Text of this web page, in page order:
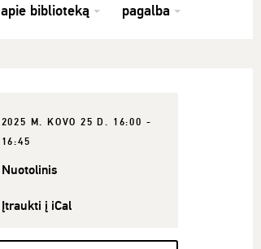
apie biblioteką pagalba
2025 M. KOVO 25 D. 16:00 -
16:45
Nuotolinis
Įtraukti į iCal